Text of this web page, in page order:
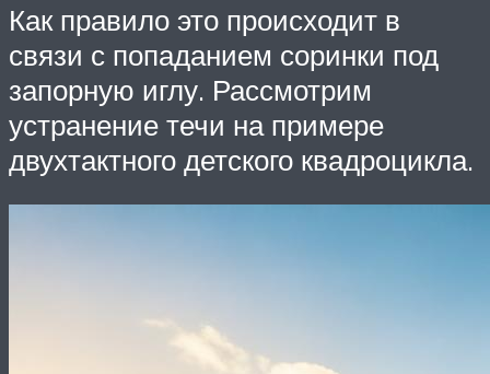
Как правило это происходит в
связи с попаданием соринки под
запорную иглу. Рассмотрим
устранение течи на примере
двухтактного детского квадроцикла.